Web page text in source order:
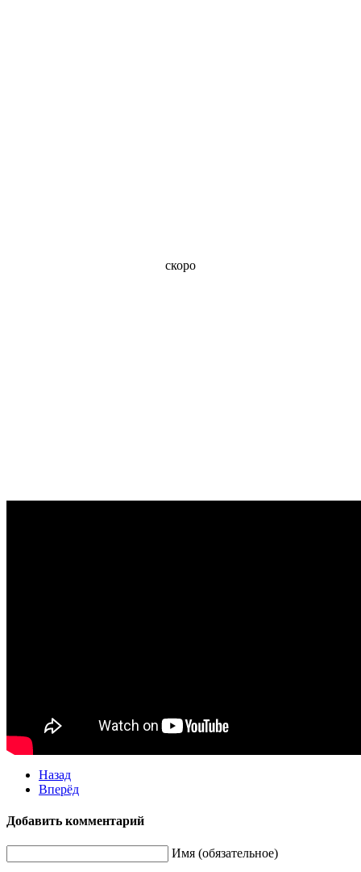
скоро
Назад
Вперёд
Добавить комментарий
Имя (обязательное)